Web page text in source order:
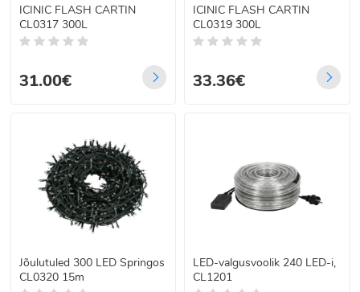
ICINIC FLASH CARTIN
CL0317 300L
31.00€
ICINIC FLASH CARTIN
CL0319 300L
33.36€
Jõulutuled 300 LED Springos
CL0320 15m
LED-valgusvoolik 240 LED-i,
CL1201